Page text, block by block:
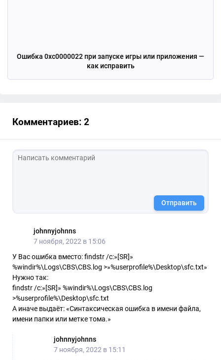
Ошибка 0xc0000022 при запуске игры или приложения —
как исправить
Комментариев: 2
Отправить
johnnyjohnns
7 ноября, 2022 в 15:06
У Вас ошибка вместо: findstr /c:»[SR]»
%windir%\Logs\CBS\CBS.log >»%userprofile%\Desktop\sfc.txt»
Нужно так:
findstr /c:»[SR]» %windir%\Logs\CBS\CBS.log
>%userprofile%\Desktop\sfc.txt
А иначе выдаёт: «Синтаксическая ошибка в имени файла,
имени папки или метке тома.»
johnnyjohnns
7 ноября, 2022 в 15:11